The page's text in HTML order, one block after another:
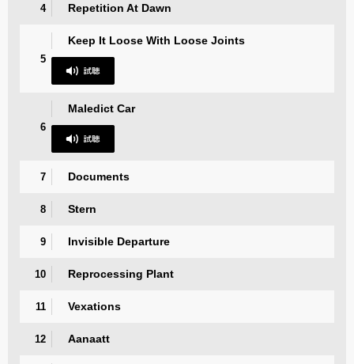
4 Repetition At Dawn
5
Keep It Loose With Loose Joints
6
Maledict Car
7 Documents
8 Stern
9 Invisible Departure
10 Reprocessing Plant
11 Vexations
12 Aanaatt